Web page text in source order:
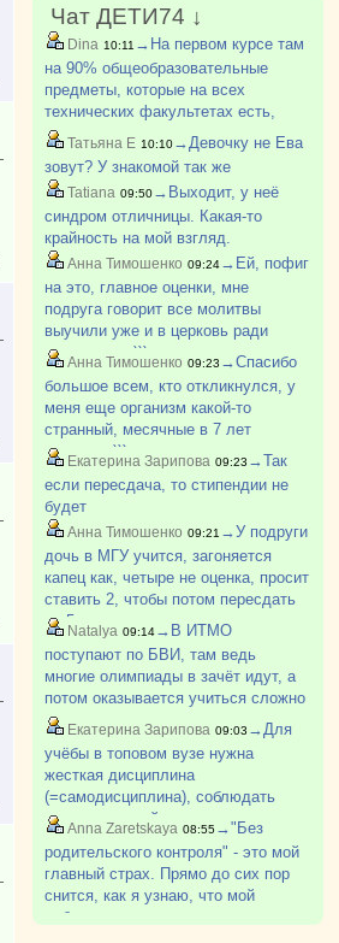
Чат ДЕТИ74 ↓
Dina 10:11 →На первом курсе там
на 90% общеобразовательные
предметы, которые на всех
технических факультетах есть,
узкоспециальных почти нет, да и те
больше вводные. Получается, ему
тяжело даются общие предметы.
Это было бы на любо?
Татьяна Е 10:10→Девочку не Ева
зовут? У знакомой так же
Tatiana 09:50→Выходит, у неё
синдром отличницы. Какая-то
крайность на мой взгляд.
Анна Тимошенко 09:24→Ей, пофиг
на это, главное оценки, мне
подруга говорит все молитвы
выучили уже и в церковь ради
этого ходим)))
Анна Тимошенко 09:23 →Спасибо
большое всем, кто откликнулся, у
меня еще организм какой-то
странный, месячные в 7 лет
начались))) все врачи говорят, что
это кровь южная, ну и у мамы,
бабушки так было, а климакс потом
у них был после 55 лет
Екатерина Зарипова 09:23 →Так
если пересдача, то стипендии не
будет
Анна Тимошенко 09:21 →У подруги
дочь в МГУ учится, загоняется
капец как, четыре не оценка, просит
ставить 2, чтобы потом пересдать
на 5.
Natalya 09:14→В ИТМО
поступают по БВИ, там ведь
многие олимпиады в зачёт идут, а
потом оказывается учиться сложно
и дети отчисляются.
Екатерина Зарипова 09:03 →Для
учёбы в топовом вузе нужна
жесткая дисциплина
(=самодисциплина), соблюдать
строгие дедлайны и не
расслабляться. Там школьные
оценки, егэ и олимпиады уже не
играют никакой роли.
Anna Zaretskaya 08:55→"Без
родительского контроля" - это мой
главный страх. Прямо до сих пор
снится, как я узнаю, что мой
ребенок уже два года, как